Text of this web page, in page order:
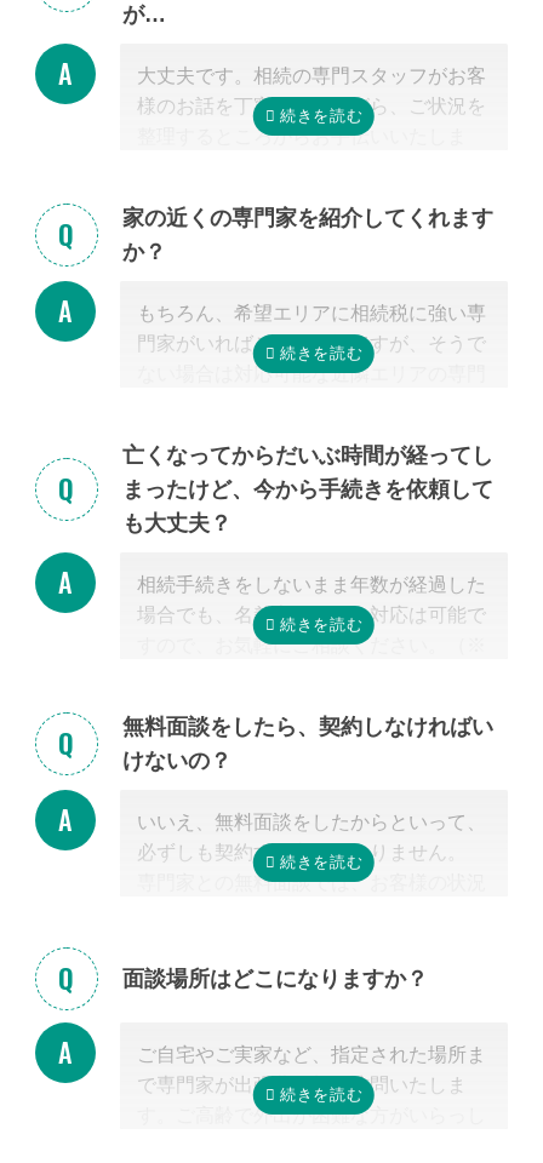
が…
大丈夫です。相続の専門スタッフがお客
様のお話を丁寧に伺いながら、ご状況を
整理するところからお手伝いいたしま
家の近くの専門家を紹介してくれます
か？
もちろん、希望エリアに相続税に強い専
門家がいればご紹介可能ですが、そうで
ない場合は対応可能な近隣エリアの専門
は、自宅近くに事務所があるかではな
く、その士業が相続税に強いかどうかだ
からです。
の必修科目でないことから資格試験を取
る時に選択していない人にとっては専門
外となります。
も大切だと言えます。
なお自宅から離れた専門家をご紹介した
等まで出張費無料で訪問可能ですのでご
安心ください。
亡くなってからだいぶ時間が経ってし
まったけど、今から手続きを依頼して
も大丈夫？
相続手続きをしないまま年数が経過した
場合でも、名義変更などの対応は可能で
すので、お気軽にご相談ください。（※
無料面談をしたら、契約しなければい
けないの？
いいえ、無料面談をしたからといって、
必ずしも契約する必要はありません。
専門家との無料面談では、お客様の状況
提示させて頂きます。
こく営業するようなことはありませんの
でご安心ください。
面談場所はどこになりますか？
ご自宅やご実家など、指定された場所ま
で専門家が出張費無料で訪問いたしま
す。ご高齢で外出が困難な方がいらっし